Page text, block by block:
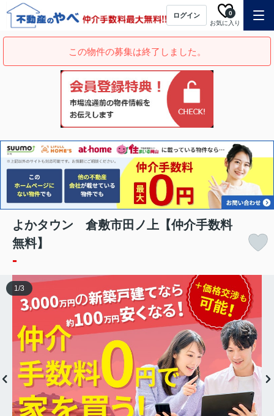
ログイン
お気に入り
0
この物件の募集は終了しました。
よかタウン 倉敷市田ノ上【仲介手数料
無料】
-
1/3